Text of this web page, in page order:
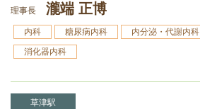
理事長
瀧端 正博
内科 糖尿病内科 内分泌・代謝内科
消化器内科
草津駅